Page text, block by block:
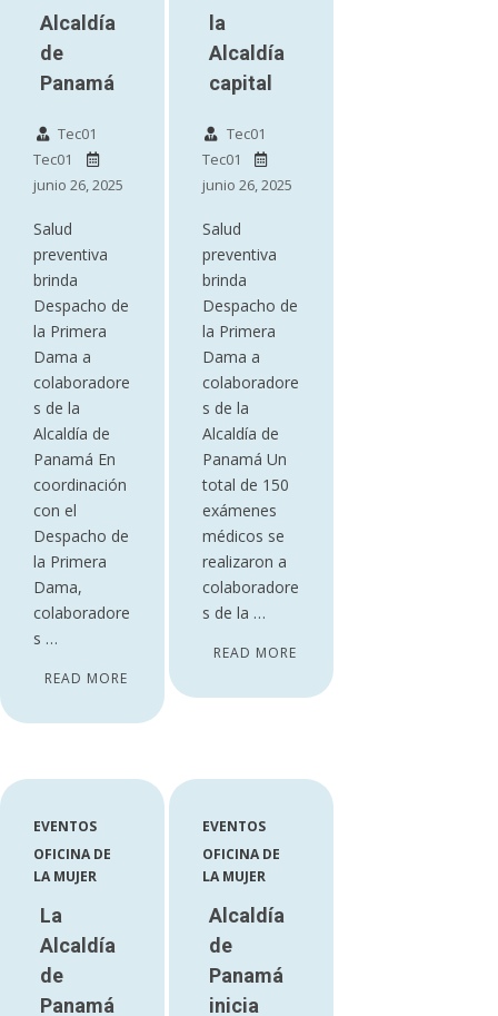
Alcaldía
de
Panamá
Tec01
Tec01
junio 26, 2025
Salud
preventiva
brinda
Despacho de
la Primera
Dama a
colaboradore
s de la
Alcaldía de
Panamá En
coordinación
con el
Despacho de
la Primera
Dama,
colaboradore
s …
READ MORE
la
Alcaldía
capital
Tec01
Tec01
junio 26, 2025
Salud
preventiva
brinda
Despacho de
la Primera
Dama a
colaboradore
s de la
Alcaldía de
Panamá Un
total de 150
exámenes
médicos se
realizaron a
colaboradore
s de la …
READ MORE
EVENTOS
OFICINA DE
LA MUJER
La
Alcaldía
de
Panamá
EVENTOS
OFICINA DE
LA MUJER
Alcaldía
de
Panamá
inicia